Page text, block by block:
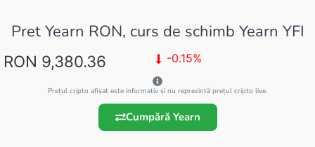
Pret Yearn RON, curs de schimb Yearn YFI
RON 9,380.36 -0.15%
Prețul cripto afișat este informativ și nu reprezintă prețul cripto live.
Cumpără Yearn